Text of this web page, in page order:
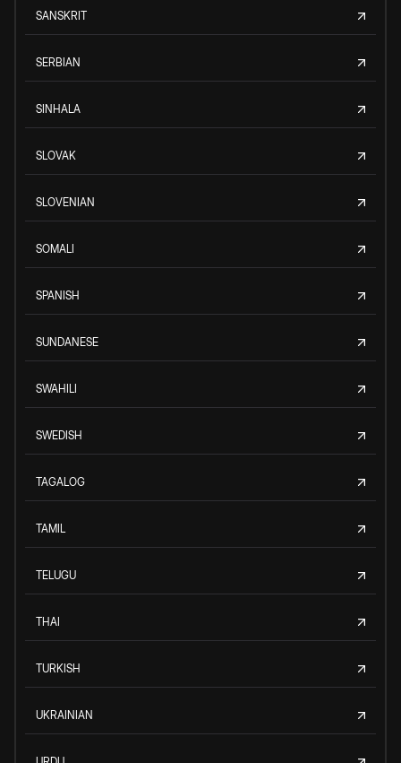
SANSKRIT
SERBIAN
SINHALA
SLOVAK
SLOVENIAN
SOMALI
SPANISH
SUNDANESE
SWAHILI
SWEDISH
TAGALOG
TAMIL
TELUGU
THAI
TURKISH
UKRAINIAN